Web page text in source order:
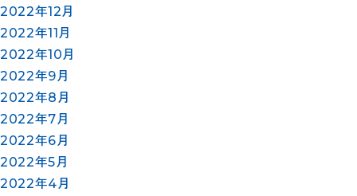
2022年12月
2022年11月
2022年10月
2022年9月
2022年8月
2022年7月
2022年6月
2022年5月
2022年4月